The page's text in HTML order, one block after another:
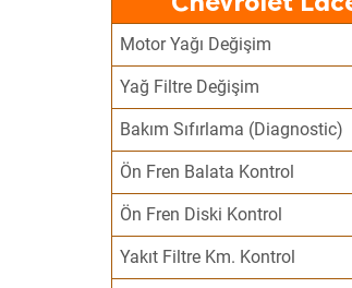
Motor Yağı Değişim
Yağ Filtre Değişim
Bakım Sıfırlama (Diagnostic)
Ön Fren Balata Kontrol
Ön Fren Diski Kontrol
Yakıt Filtre Km. Kontrol